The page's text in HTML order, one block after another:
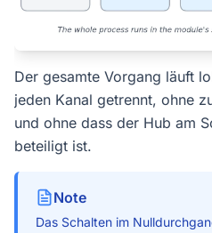
Der gesamte Vorgang läuft
jeden Kanal getrennt, ohne
und ohne dass der Hub am
beteiligt ist.
Note
Das Schalten im